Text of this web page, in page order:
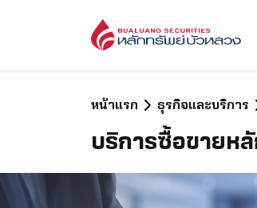
หน้าแรก ธุรกิจและบริการ
บริการซื้อขายห